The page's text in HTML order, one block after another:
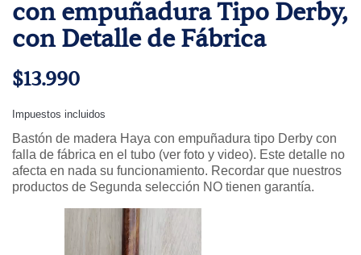
con empuñadura Tipo Derby,
con Detalle de Fábrica
$13.990
Impuestos incluidos
Bastón de madera Haya con empuñadura tipo Derby con
falla de fábrica en el tubo (ver foto y video). Este detalle no
afecta en nada su funcionamiento. Recordar que nuestros
productos de Segunda selección NO tienen garantía.